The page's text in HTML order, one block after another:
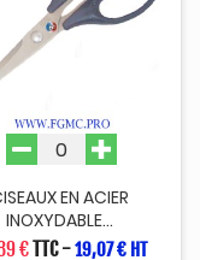
EN ACIER
INOXYDABLE...
€TTC-19,07 € HT